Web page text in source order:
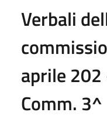
Verbali
aprile
Comm. 3^